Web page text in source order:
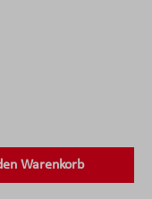
Wert
Warenkorb